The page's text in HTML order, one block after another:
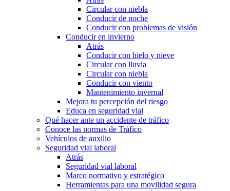
Circular con niebla
Conducir de noche
Conducir con problemas de visión
Conducir en invierno
Atrás
Conducir con hielo y nieve
Circular con lluvia
Circular con niebla
Conducir con viento
Mantenimiento invernal
Mejora tu percepción del riesgo
Educa en seguridad vial
Qué hacer ante un accidente de tráfico
Conoce las normas de Tráfico
Vehículos de auxilio
Seguridad vial laboral
Atrás
Seguridad vial laboral
Marco normativo y estratégico
Herramientas para una movilidad segura